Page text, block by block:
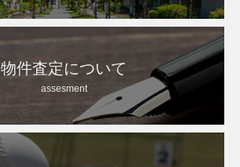
物件査定について
assesment